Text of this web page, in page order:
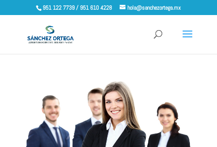
951 122 7739 / 951 610 4228 hola@sanchezortega.mx